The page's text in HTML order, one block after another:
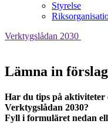
Styrelse
Verktygslådan 2030
Lämna in
Har du tips på aktiviteter
Verktygslådan 2030?
Fyll i formuläret nedan